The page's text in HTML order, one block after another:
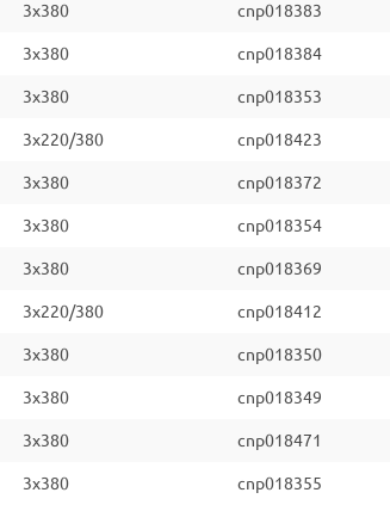
3x380 cnp018383
3x380 cnp018384
3x380 cnp018353
3x220/380 cnp018423
3x380 cnp018372
3x380 cnp018354
3x380 cnp018369
3x220/380 cnp018412
3x380 cnp018350
3x380 cnp018349
3x380 cnp018471
3x380 cnp018355